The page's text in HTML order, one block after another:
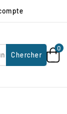
Chercher
0